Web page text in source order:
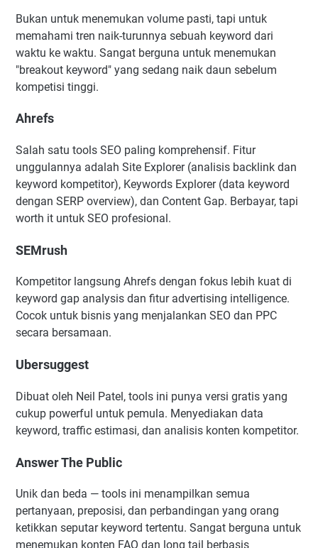
Bukan untuk menemukan volume pasti, tapi untuk
memahami tren naik-turunnya sebuah keyword dari
waktu ke waktu. Sangat berguna untuk menemukan
"breakout keyword" yang sedang naik daun sebelum
kompetisi tinggi.
Ahrefs
Salah satu tools SEO paling komprehensif. Fitur
unggulannya adalah Site Explorer (analisis backlink dan
keyword kompetitor), Keywords Explorer (data keyword
dengan SERP overview), dan Content Gap. Berbayar, tapi
worth it untuk SEO profesional.
SEMrush
Kompetitor langsung Ahrefs dengan fokus lebih kuat di
keyword gap analysis dan fitur advertising intelligence.
Cocok untuk bisnis yang menjalankan SEO dan PPC
secara bersamaan.
Ubersuggest
Dibuat oleh Neil Patel, tools ini punya versi gratis yang
cukup powerful untuk pemula. Menyediakan data
keyword, traffic estimasi, dan analisis konten kompetitor.
Answer The Public
Unik dan beda — tools ini menampilkan semua
pertanyaan, preposisi, dan perbandingan yang orang
ketikkan seputar keyword tertentu. Sangat berguna untuk
menemukan konten FAQ dan long tail berbasis